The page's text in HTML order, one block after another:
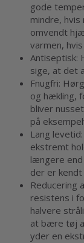
gode
mindre,
omvendt
varmen,
Antiseptisk:
sige, at det
Fnugfri:
og hækling,
bliver
på
Lang
ekstremt
længere end
der er
Reducering
resistens i
halvere
at bære tøj
yder en